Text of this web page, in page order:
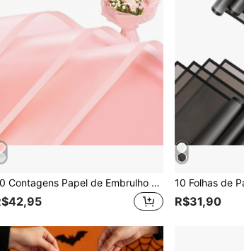
20 Contagens Papel de Embrulho para Flores Frescas com Borda Dourada, DIY Artesanato, Embalagem de Presente ou Caixa de Presente, Papel de Embrulho para Flores À Prova d'Água 22,8 X 22,8 Polegadas, Suprimentos para Buquê de Florista, Borda Dourada, Volta às Aulas Dia dos Namorados
R$31,90